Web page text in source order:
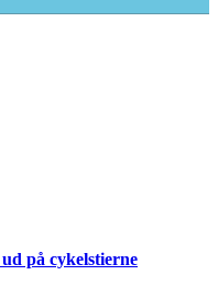
på cykelstierne